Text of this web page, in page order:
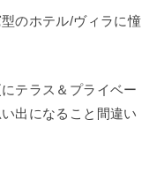
のホテル/ヴィラに憧
テラス＆プライベー
出になること間違い